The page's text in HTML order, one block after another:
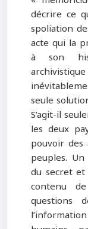
décrire ce
spoliation
acte qui la
à son
seule
S’agit-il
les deux
pouvoir des
peuples.
du secret
contenu
questions